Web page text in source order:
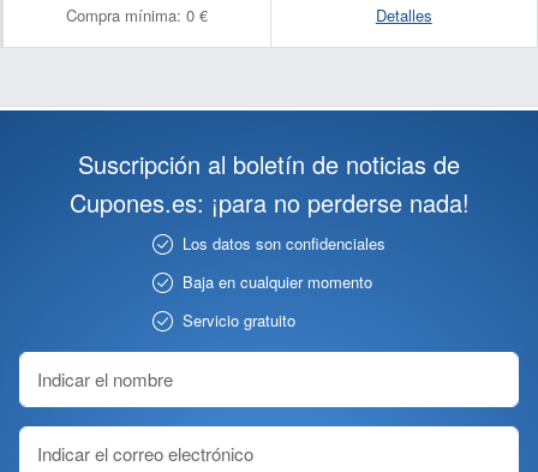
Compra mínima: 0 € Detalles
Suscripción al boletín de noticias de
Cupones.es: ¡para no perderse nada!
Los datos son confidenciales
Baja en cualquier momento
Servicio gratuito